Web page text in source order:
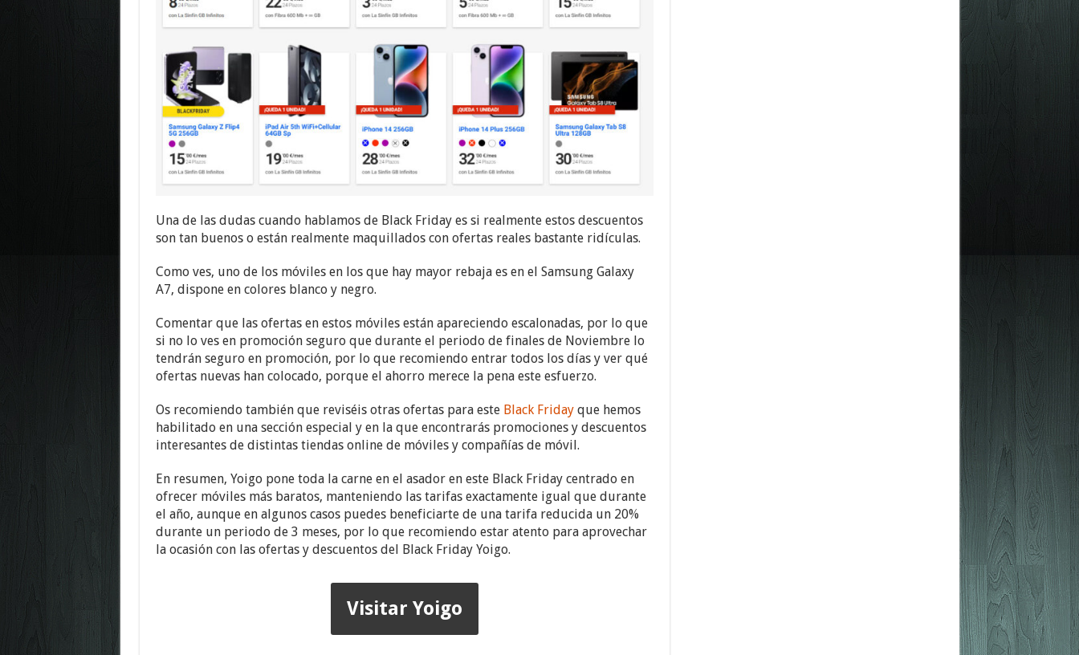
Una de las dudas cuando hablamos de Black Friday es si realmente estos descuentos
son tan buenos o están realmente maquillados con ofertas reales bastante ridículas.
Como ves, uno de los móviles en los que hay mayor rebaja es en el Samsung Galaxy
A7, dispone en colores blanco y negro.
Comentar que las ofertas en estos móviles están apareciendo escalonadas, por lo que
si no lo ves en promoción seguro que durante el periodo de finales de Noviembre lo
tendrán seguro en promoción, por lo que recomiendo entrar todos los días y ver qué
ofertas nuevas han colocado, porque el ahorro merece la pena este esfuerzo.
Os recomiendo también que reviséis otras ofertas para este Black Fridayque hemos
habilitado en una sección especial y en la que encontrarás promociones y descuentos
interesantes de distintas tiendas online de móviles y compañías de móvil.
En resumen, Yoigo pone toda la carne en el asador en este Black Friday centrado en
ofrecer móviles más baratos, manteniendo las tarifas exactamente igual que durante
el año, aunque en algunos casos puedes beneficiarte de una tarifa reducida un 20%
durante un periodo de 3 meses, por lo que recomiendo estar atento para aprovechar
la ocasión con las ofertas y descuentos del Black Friday Yoigo.
Visitar Yoigo